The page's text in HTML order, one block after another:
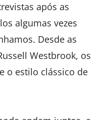
após as
algumas vezes
Desde as
Westbrook, os
o estilo clássico de